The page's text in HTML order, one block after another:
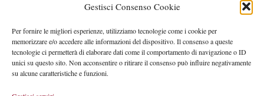
Gestisci Consenso Cookie
Per fornire le migliori esperienze, utilizziamo tecnologie come i cookie per
memorizzare e/o accedere alle informazioni del dispositivo. Il consenso a queste
tecnologie ci permetterà di elaborare dati come il comportamento di navigazione o ID
unici su questo sito. Non acconsentire o ritirare il consenso può influire negativamente
su alcune caratteristiche e funzioni.
Di Spade e di Eroi – Storie di Lame Leggendarie